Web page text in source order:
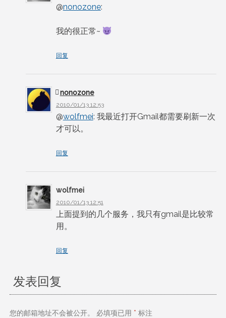
@nonozone:
我的很正常~
回复
nonozone
2010/01/13 12:53
@wolfmei: 我最近打开Gmail都需要刷新一次
才可以。
回复
wolfmei
2010/01/13 12:51
上面提到的几个服务，我只有gmail是比较常
用。
回复
发表回复
您的邮箱地址不会被公开。 必填项已用 * 标注